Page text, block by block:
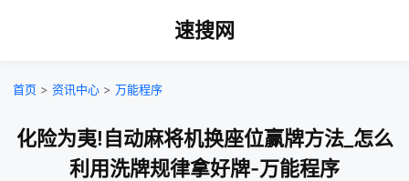
速搜网
首页 > 资讯中心 > 万能程序
化险为夷!自动麻将机换座位赢牌方法_怎么
利用洗牌规律拿好牌-万能程序